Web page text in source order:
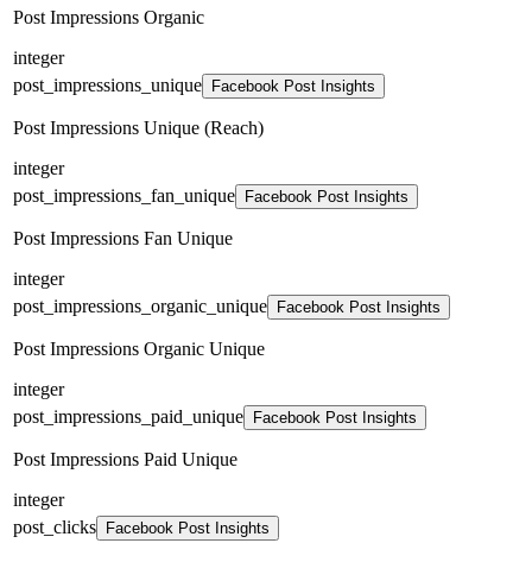
Post Impressions Organic
integer
post_impressions_unique
Facebook Post Insights
Post Impressions Unique (Reach)
integer
post_impressions_fan_unique
Facebook Post Insights
Post Impressions Fan Unique
integer
post_impressions_organic_unique
Facebook Post Insights
Post Impressions Organic Unique
integer
post_impressions_paid_unique
Facebook Post Insights
Post Impressions Paid Unique
integer
post_clicks
Facebook Post Insights